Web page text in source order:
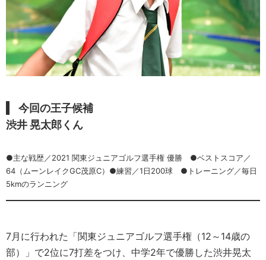
今回の王子候補
渋井 晃太郎くん
●主な戦歴／2021 関東ジュニアゴルフ選手権 優勝 ●ベストスコア／
64（ムーンレイクGC茂原C）●練習／1日200球 ●トレーニング／毎日
5kmのランニング
7月に行われた「関東ジュニアゴルフ選手権（12～14歳の
部）」で2位に7打差をつけ、中学2年で優勝した渋井晃太